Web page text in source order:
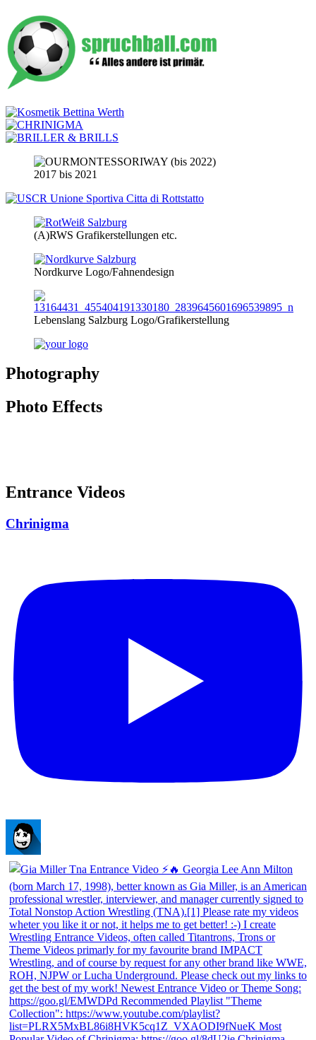
2017 bis 2021
(A)RWS Grafikerstellungen etc.
Nordkurve Logo/Fahnendesign
Lebenslang Salzburg Logo/Grafikerstellung
Photography
Photo Effects
Entrance Videos
Chrinigma